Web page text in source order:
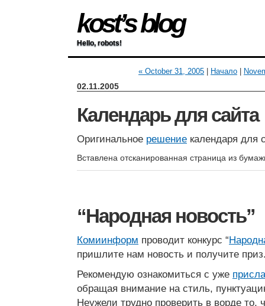
kost’s blog
Hello, robots!
« October 31, 2005 Начало
02.11.2005
Календарь для сайта
Оригинальное решение календаря для
Вставлена отсканированная страница из
“Народная новость”
Комиинформ проводит конкурс “
пришлите нам новость и получите
Рекомендую ознакомиться с уже
обращая внимание на стиль,
Неужели трудно проверить в ворде то,